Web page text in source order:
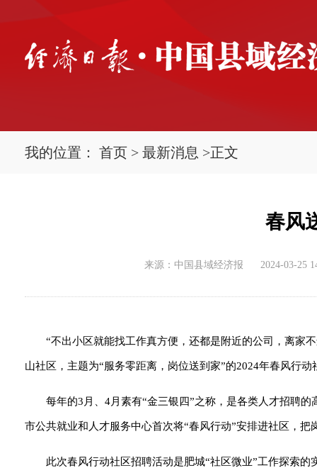
我的位置： 首页 > 最新消息 >正文
春风
来源：中国县域经济报 2024-03-25
“不出小区就能找工作真方便，还都是附近的公司，离家
山社区，主题为“服务零距离，岗位送到家”的2024年春风行
每年的3月、4月素有“金三银四”之称，是各类人才招聘
市公共就业和人才服务中心首次将“春风行动”安排进社区，把
此次春风行动社区招聘活动是肥城“社区微业”工作探索